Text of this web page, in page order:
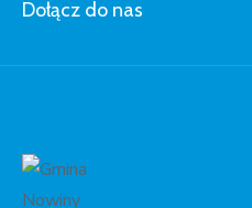
Dołącz do nas